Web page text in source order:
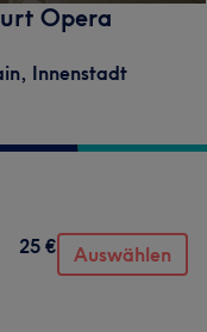
Opera
Innenstadt
25 € Auswählen